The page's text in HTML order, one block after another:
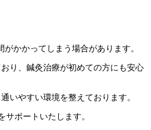
かかってしまう場合があります。
り、鍼灸治療が初めての方にも安心
いやすい環境を整えております。
ポートいたします。